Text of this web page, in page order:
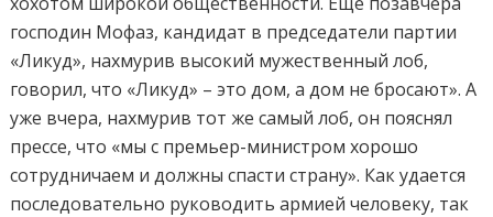
господин Мофаз, кандидат в председатели партии
«Ликуд», нахмурив высокий мужественный лоб,
говорил, что «Ликуд» – это дом, а дом не бросают». А
уже вчера, нахмурив тот же самый лоб, он пояснял
прессе, что «мы с премьер-министром хорошо
сотрудничаем и должны спасти страну». Как удается
последовательно руководить армией человеку, так